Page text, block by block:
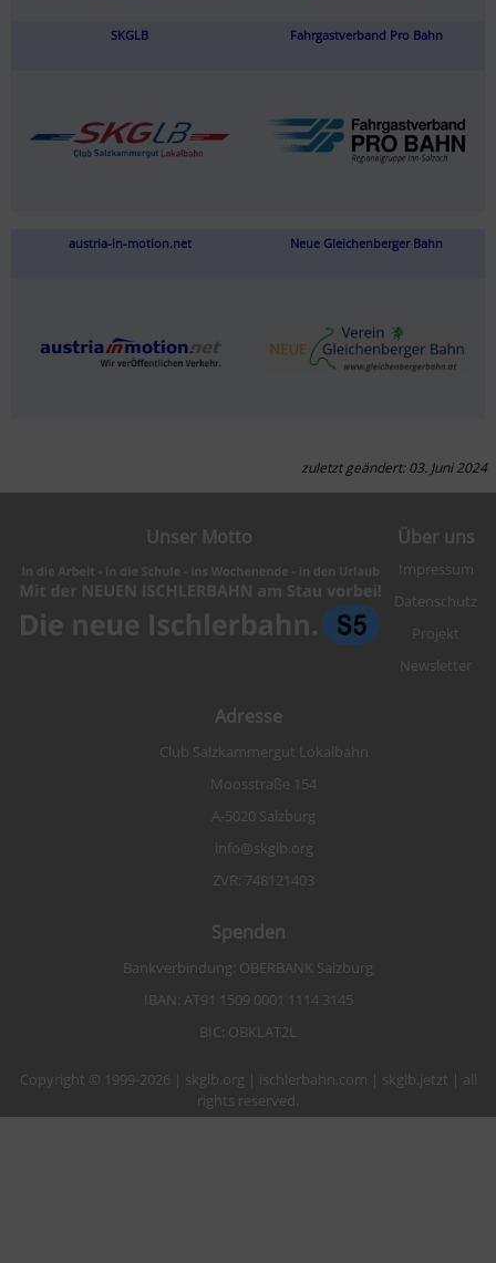
SKGLB Fahrgastverband Pro Bahn
austria-in-motion.net Neue Gleichenberger Bahn
zuletzt geändert: 03. Juni 2024
Unser Motto Über uns
Impressum
Datenschutz
Projekt
Newsletter
Adresse
Club Salzkammergut Lokalbahn
Moosstraße 154
A-5020 Salzburg
info@skglb.org
ZVR: 748121403
Spenden
Bankverbindung: OBERBANK Salzburg
IBAN: AT91 1509 0001 1114 3145
BIC: OBKLAT2L
Copyright © 1999-2026 | skglb.org | ischlerbahn.com | skglb.jetzt | all
rights reserved.